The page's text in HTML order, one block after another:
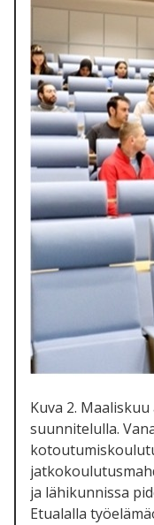
Kuva 2.
suunnitelulla.
ja lähikunnissa
Etualalla